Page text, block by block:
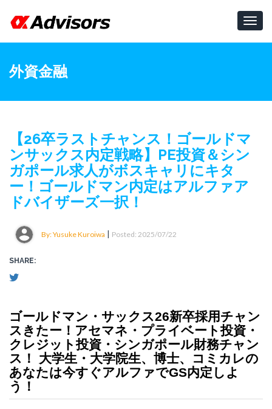
外資金融
【26卒ラストチャンス！ゴールドマ
ンサックス内定戦略】PE投資＆シン
ガポール求人がボスキャリにキタ
ー！ゴールドマン内定はアルファア
ドバイザーズ一択！
By: Yusuke Kuroiwa | Posted: 2025/07/22
SHARE:
ゴールドマン・サックス26新卒採用チャン
スきたー！アセマネ・プライベート投資・
クレジット投資・シンガポール財務チャン
ス！ 大学生・大学院生、博士、コミカレの
あなたは今すぐアルファでGS内定しよ
う！